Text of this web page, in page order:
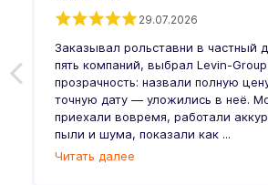
29.07.2026
Заказывал рольставни в частный
пять компаний, выбрал Levin-
прозрачность: назвали полную
точную дату — уложились в неё.
приехали вовремя, работали
пыли и шума, показали как ...
Читать далее